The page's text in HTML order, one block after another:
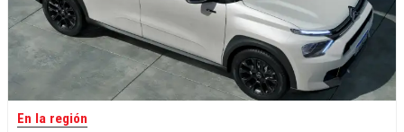
En la región